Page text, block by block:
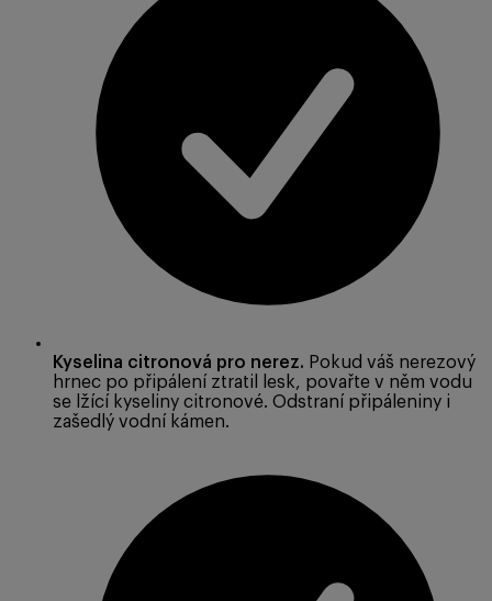
Kyselina citronová pro nerez. Pokud váš nerezový
hrnec po připálení ztratil lesk, povařte v něm vodu
se lžící kyseliny citronové. Odstraní připáleniny i
zašedlý vodní kámen.